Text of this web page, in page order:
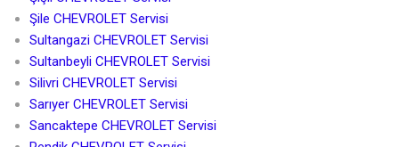
Şile CHEVROLET Servisi
Sultangazi CHEVROLET Servisi
Sultanbeyli CHEVROLET Servisi
Silivri CHEVROLET Servisi
Sarıyer CHEVROLET Servisi
Sancaktepe CHEVROLET Servisi